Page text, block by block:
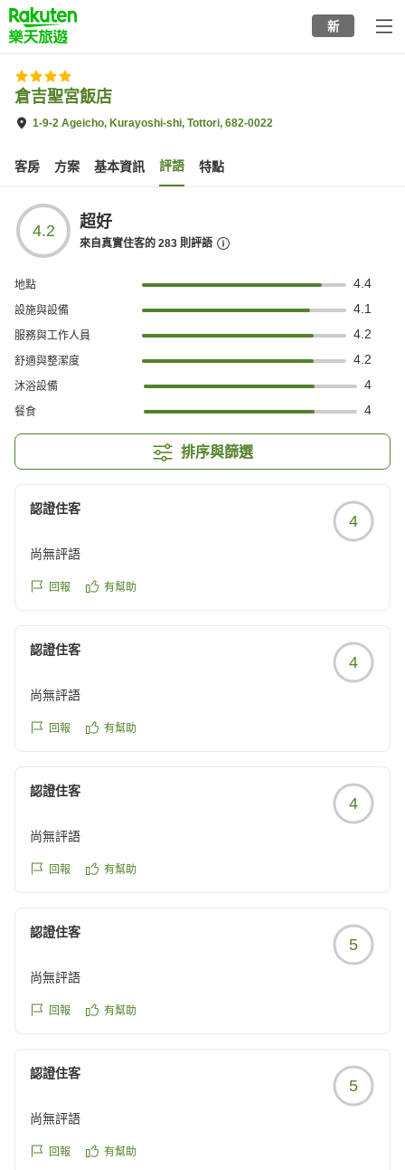
to
top
page
新
倉吉聖宮飯店
1-9-2 Ageicho, Kurayoshi-shi, Tottori, 682-0022
客房 方案 基本資訊 評語 特點
4.2 超好
來自真實住客的 283 則評語
地點 4.4
設施與設備 4.1
服務與工作人員 4.2
舒適與整潔度 4.2
沐浴設備 4
餐食 4
排序與篩選
認證住客
4
尚無評語
回報 有幫助
認證住客
4
尚無評語
回報 有幫助
認證住客
4
尚無評語
回報 有幫助
認證住客
5
尚無評語
回報 有幫助
認證住客
5
尚無評語
回報 有幫助